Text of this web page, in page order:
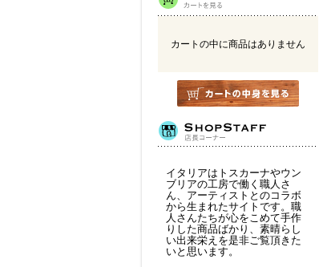
カートの中に商品はありません
イタリアはトスカーナやウン
ブリアの工房で働く職人さ
ん、アーティストとのコラボ
から生まれたサイトです。職
人さんたちが心をこめて手作
りした商品ばかり、素晴らし
い出来栄えを是非ご覧頂きた
いと思います。